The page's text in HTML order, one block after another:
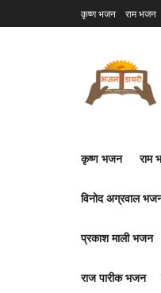
कृष्ण भजन राम भजन
कृष्ण भजन राम
विनोद अग्रवाल
प्रकाश माली भजन
राज पारीक भजन